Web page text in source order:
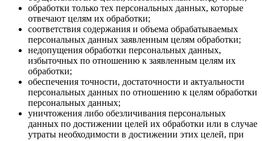
обработки только тех персональных данных, которые
отвечают целям их обработки;
соответствия содержания и объема обрабатываемых
персональных данных заявленным целям обработки;
недопущения обработки персональных данных,
избыточных по отношению к заявленным целям их
обработки;
обеспечения точности, достаточности и актуальности
персональных данных по отношению к целям обработки
персональных данных;
уничтожения либо обезличивания персональных
данных по достижении целей их обработки или в случае
утраты необходимости в достижении этих целей, при